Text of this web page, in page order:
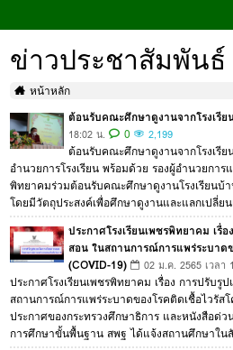
ข่าวประชาสัมพันธ์
หน้าหลัก
ต้อนรับคณะศึกษาดูงานจากโรงเรีย
18:02 น.
0 2,199
ต้อนรับคณะศึกษาดูงานจากโรงเรี
อำนวยการโรงเรียน พร้อมด้วย รองผู้อำนวยการ
พิทยาคมร่วมต้อนรับคณะศึกษาดูงานโรงเรียนบ้
โดยมีวัตถุประสงค์เพื่อศึกษาดูงานและแลกเปลี่ยน
ประกาศโรงเรียนเพชรพิทยาคม เรื่
สอน ในสถานการณ์การแพร่ระบาด
(COVID-19)
02 ม.ค. 2565 เวลา
ประกาศโรงเรียนเพชรพิทยาคม เรื่อง การปรับรู
สถานการณ์การแพร่ระบาดของโรคติดเชื้อไวรัส
ประกาศของกระทรวงศึกษาธิการ และหนังสือด่
การศึกษาขั้นพื้นฐาน สพฐ ได้แจ้งสถานศึกษาใน